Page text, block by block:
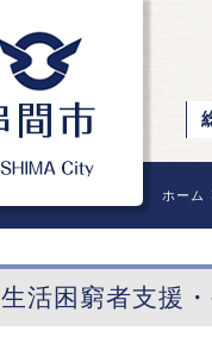
ホーム
生活困窮者支援